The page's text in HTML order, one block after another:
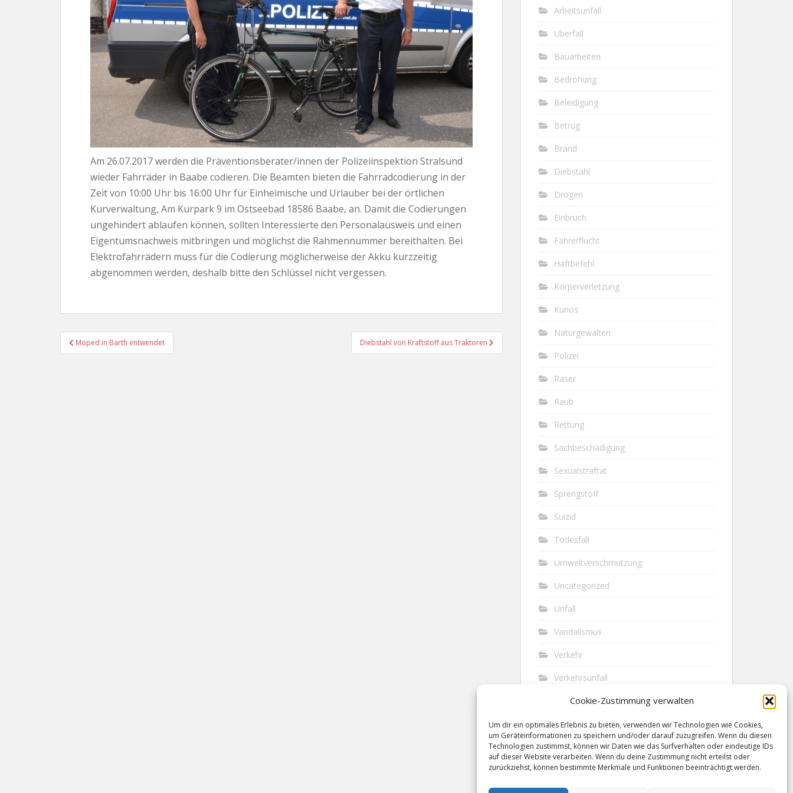
Cookie-Zustimmung verwalten
Um dir ein optimales Erlebnis zu bieten, verwenden wir Technologien wie Cookies,
um Geräteinformationen zu speichern und/oder darauf zuzugreifen. Wenn du diesen
Technologien zustimmst, können wir Daten wie das Surfverhalten oder eindeutige IDs
auf dieser Website verarbeiten. Wenn du deine Zustimmung nicht erteilst oder
zurückziehst, können bestimmte Merkmale und Funktionen beeinträchtigt werden.
Am 26.07.2017 werden die Präventionsberater/innen der Polizeiinspektion Stralsund
wieder Fahrräder in Baabe codieren. Die Beamten bieten die Fahrradcodierung in der
Zeit von 10:00 Uhr bis 16:00 Uhr für Einheimische und Urlauber bei der örtlichen
Kurverwaltung, Am Kurpark 9 im Ostseebad 18586 Baabe, an. Damit die Codierungen
ungehindert ablaufen können, sollten Interessierte den Personalausweis und einen
Eigentumsnachweis mitbringen und möglichst die Rahmennummer bereithalten. Bei
Elektrofahrrädern muss für die Codierung möglicherweise der Akku kurzzeitig
abgenommen werden, deshalb bitte den Schlüssel nicht vergessen.
Beitragsnavigation
Moped in Barth entwendet Diebstahl von Kraftstoff aus Traktoren
Arbeitsunfall
Überfall
Bauarbeiten
Bedrohung
Beleidigung
Betrug
Brand
Diebstahl
Drogen
Einbruch
Fahrerflucht
Haftbefehl
Körperverletzung
Kurios
Naturgewalten
Polizei
Raser
Raub
Rettung
Sachbeschädigung
Sexualstraftat
Sprengstoff
Suizid
Todesfall
Umweltverschmutzung
Uncategorized
Unfall
Vandalismus
Verkehr
Verkehrsunfall
Vermisst
Waffen
Wilderei